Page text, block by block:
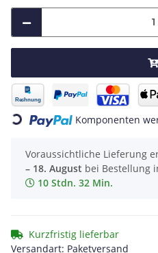
Loading... Komponenten
Voraussichtliche Lieferung
– 18. August bei Bestellung
10 Stdn. 32 Min.
Kurzfristig lieferbar
Versandart: Paketversand